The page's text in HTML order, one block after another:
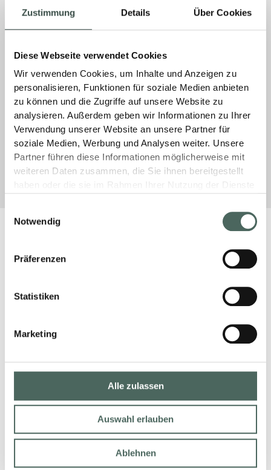
Zustimmung Details Über Cookies
Diese Webseite verwendet Cookies
Wir verwenden Cookies, um Inhalte und Anzeigen zu
personalisieren, Funktionen für soziale Medien anbieten
zu können und die Zugriffe auf unsere Website zu
analysieren. Außerdem geben wir Informationen zu Ihrer
Verwendung unserer Website an unsere Partner für
soziale Medien, Werbung und Analysen weiter. Unsere
Partner führen diese Informationen möglicherweise mit
weiteren Daten zusammen, die Sie ihnen bereitgestellt
haben oder die sie im Rahmen Ihrer Nutzung der Dienste
Notwendig
Präferenzen
Statistiken
Marketing
Alle zulassen
Auswahl erlauben
Ablehnen
Sicheres und komfortables Schuhwerk.
durch das richtige Schuhwerk. Elten
Laufgefühl und eine neue Ära der
komfortablen Dämpfung.
MEHR »
3. April 2025 Keine Kommentare